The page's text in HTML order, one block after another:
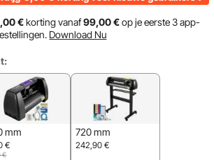
,00 €korting vanaf99,00 €op je eerste 3 app-
Download Nu
mm
€
€
720 mm
242,90 €